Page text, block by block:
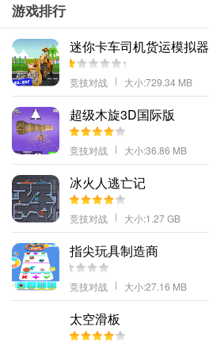
游戏排行
迷你卡车司机货运模拟器
竞技对战 大小:729.34 MB
超级木旋3D国际版
竞技对战 大小:36.86 MB
冰火人逃亡记
竞技对战 大小:1.27 GB
指尖玩具制造商
竞技对战 大小:27.16 MB
太空滑板